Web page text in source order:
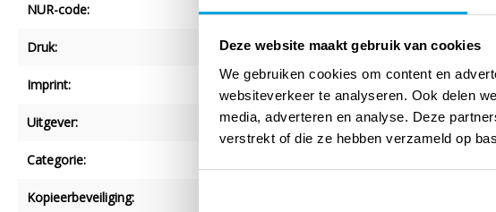
Deze website maakt gebruik van cookies
We gebruiken cookies om content en
websiteverkeer te analyseren. Ook delen
media, adverteren en analyse. Deze
verstrekt of die ze hebben verzameld op
NUR-code: 713
Druk: 1
Imprint:
Uitgever: Jongbloed Uitgeverij BV
Categorie:
Kopieerbeveiliging: